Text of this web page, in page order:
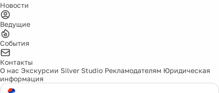
Новости
Ведущие
События
Контакты
О нас Экскурсии Silver Studio Рекламодателям Юридическая
информация